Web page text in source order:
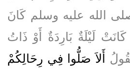
الله عليه وسلم كَانَ
كَانَتْ لَيْلَةٌ بَارِدَةٌ أَوْ ذَاتُ
أَلاَ صَلُّوا فِي رِحَالِكُمْ